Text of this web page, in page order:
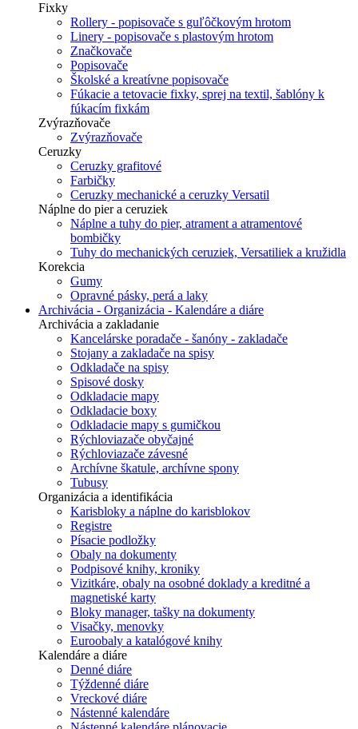
Fixky
Rollery - popisovače s guľôčkovým hrotom
Linery - popisovače s plastovým hrotom
Značkovače
Popisovače
Školské a kreatívne popisovače
Fúkacie a tetovacie fixky, sprej na textil, šablóny k
fúkacím fixkám
Zvýrazňovače
Zvýrazňovače
Ceruzky
Ceruzky grafitové
Farbičky
Ceruzky mechanické a ceruzky Versatil
Náplne do pier a ceruziek
Náplne a tuhy do pier, atrament a atramentové
bombičky
Tuhy do mechanických ceruziek, Versatiliek a kružidla
Korekcia
Gumy
Opravné pásky, perá a laky
Archivácia - Organizácia - Kalendáre a diáre
Archivácia a zakladanie
Kancelárske poradače - šanóny - zakladače
Stojany a zakladače na spisy
Odkladače na spisy
Spisové dosky
Odkladacie mapy
Odkladacie boxy
Odkladacie mapy s gumičkou
Rýchloviazače obyčajné
Rýchloviazače závesné
Archívne škatule, archívne spony
Tubusy
Organizácia a identifikácia
Karisbloky a náplne do karisblokov
Registre
Písacie podložky
Obaly na dokumenty
Podpisové knihy, kroniky
Vizitkáre, obaly na osobné doklady a kreditné a
magnetiské karty
Bloky manager, tašky na dokumenty
Visačky, menovky
Euroobaly a katalógové knihy
Kalendáre a diáre
Denné diáre
Týždenné diáre
Vreckové diáre
Nástenné kalendáre